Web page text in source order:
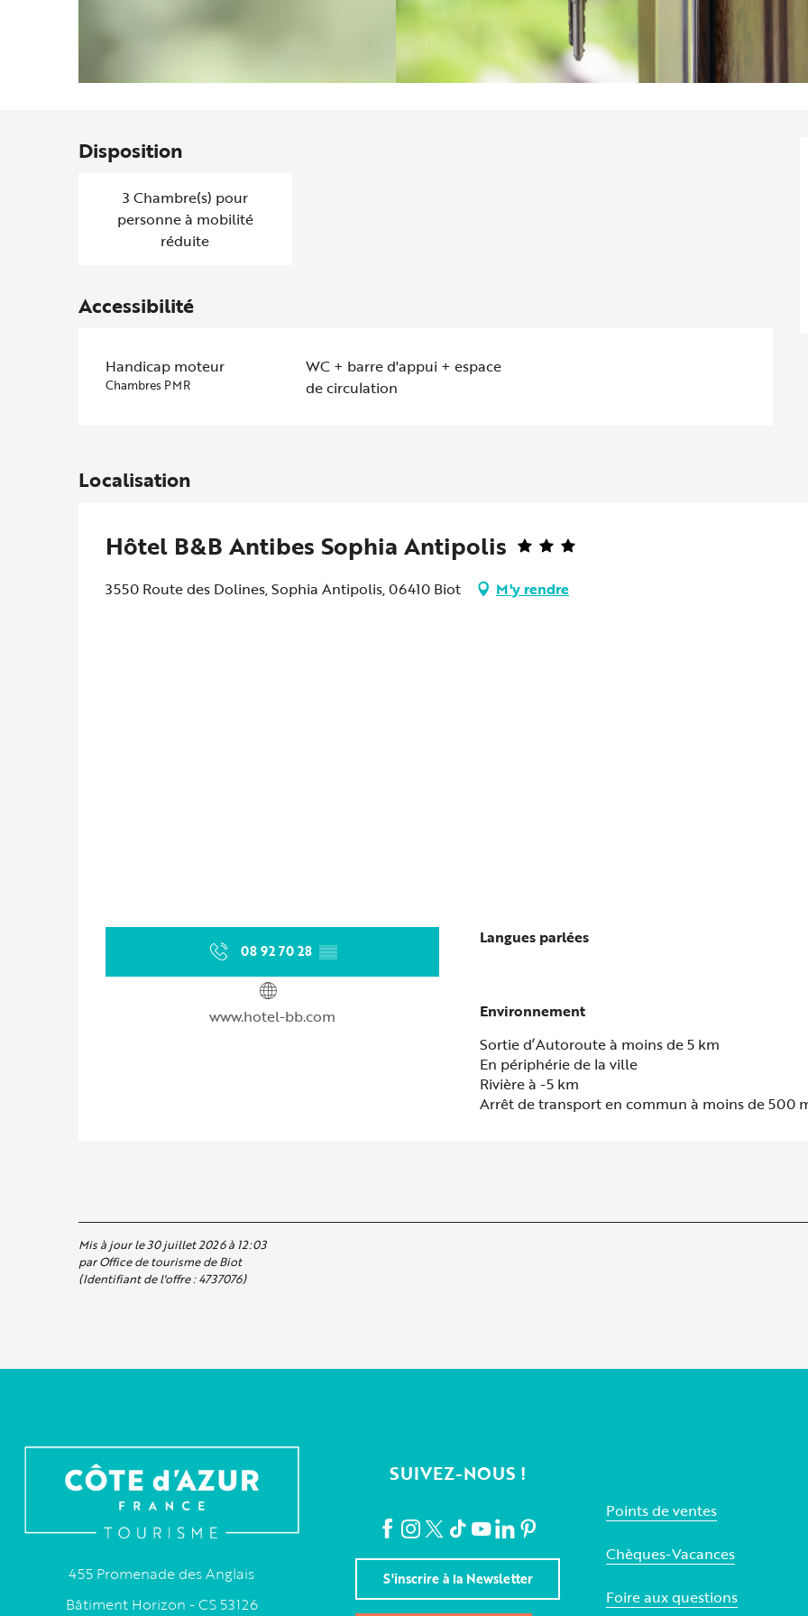
Disposition
3 Chambre(s) pour
personne à mobilité
réduite
Accessibilité
Handicap moteur
Chambres PMR
WC + barre d'appui + espace
de circulation
Localisation
Hôtel B&B Antibes Sophia Antipolis
3550 Route des Dolines, Sophia Antipolis, 06410 Biot M'y rendre
08 92 70 28 ▒▒
www.hotel-bb.com
Langues parlées
Langues parlées
Environnement
Environnement
Sortie d’Autoroute à moins de 5 km
En périphérie de la ville
Rivière à -5 km
Arrêt de transport en commun à moins de 500
Mis à jour le 30 juillet 2026 à 12:03
par Office de tourisme de Biot
(Identifiant de l'offre :4737076)
455 Promenade des Anglais
Bâtiment Horizon - CS 53126
SUIVEZ-NOUS !
S'inscrire à la Newsletter
Points de ventes
Chèques-Vacances
Foire aux questions